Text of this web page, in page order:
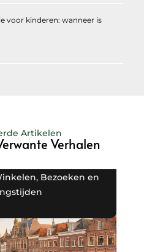
voor kinderen: wanneer is
Artikelen
Verhalen
Bezoeken en